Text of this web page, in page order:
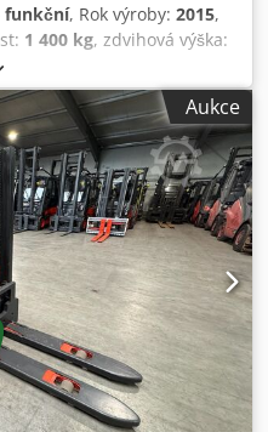
funkční, Rok výroby: 2015,
1 400 kg, zdvihová výška:
2 265 mm, délka vidlic:
, Vysokozdvižný vozík
Stav: Opravený bez záruky
typ: Vulkollan
Baterie napětí: 24V Baterie
Stuba Typ baterie: PzS
80 - 100% Popis:
včetně revizní knihy. V
kontaktovat. Vedle
asi 150 dalších
naše webové stránky
& financování i
pro vás rádi zajistíme.
– i bez nákupu stroje u
Aukce